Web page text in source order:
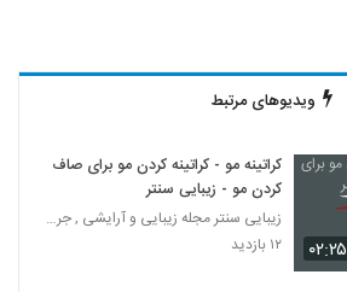
ویدیوهای مرتبط
۰۲:۲۵
کراتینه مو - کراتینه کردن مو برای صاف
کردن مو - زیبایی سنتر
زیبایی سنتر مجله زیبایی و آرایشی , جراحی زیبایی, س
۱۲ بازدید